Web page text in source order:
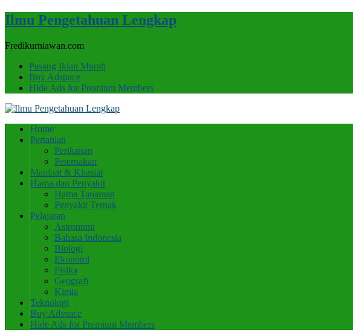
Ilmu Pengetahuan Lengkap
Fredikurniawan.com
Pasang Iklan Murah
Buy Adspace
Hide Ads for Premium Members
Home
Pertanian
Perikanan
Peternakan
Manfaat & Khasiat
Hama dan Penyakit
Hama Tanaman
Penyakit Ternak
Pelajaran
Astronomi
Bahasa Indonesia
Biologi
Ekonomi
Fisika
Geografi
Kimia
Teknologi
Buy Adspace
Hide Ads for Premium Members